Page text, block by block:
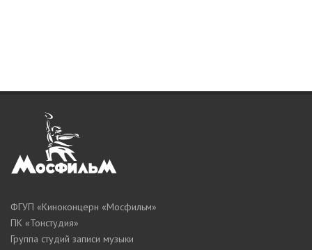
ФГУП «Киноконцерн «Мосфильм»
ПК «Тонстудия»
Группа студий записи музыки